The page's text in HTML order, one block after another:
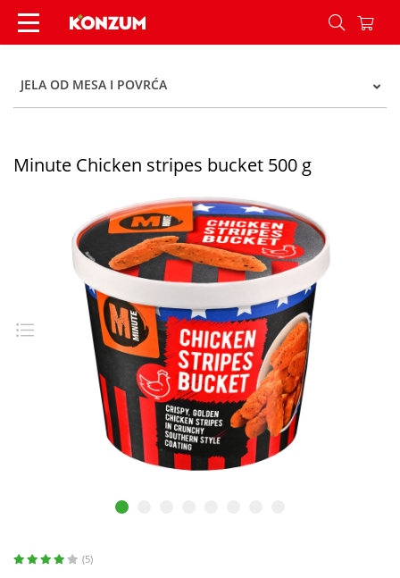
Minute Chicken stripes bucket 500 g - Konzum
JELA OD MESA I POVRĆA
Minute Chicken stripes bucket 500 g
(5)